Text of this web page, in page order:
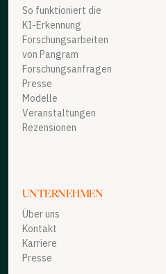
So funktioniert die
KI-Erkennung
Forschungsarbeiten
von Pangram
Forschungsanfragen
Presse
Modelle
Veranstaltungen
Rezensionen
UNTERNEHMEN
Über uns
Kontakt
Karriere
Presse